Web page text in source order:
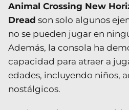
Animal Crossing New
Dread son solo algunos
no se pueden jugar en
Además, la consola ha
capacidad para atraer a
edades, incluyendo niños,
nostálgicos.